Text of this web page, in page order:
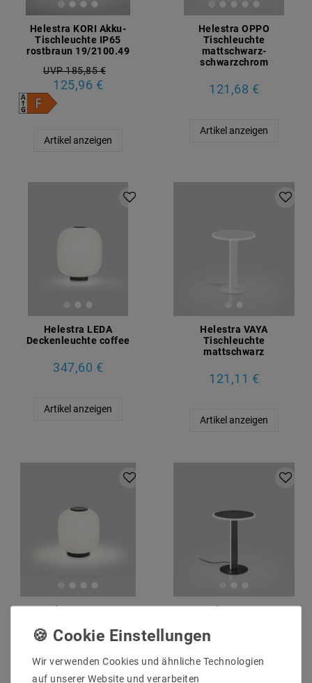
Helestra KORI Akku-
Tischleuchte IP65
rostbraun 19/2100.49
UVP 185,85 €
125,96 €
Artikel anzeigen
Helestra OPPO
Tischleuchte
mattschwarz-
schwarzchrom
121,68 €
Artikel anzeigen
Helestra LEDA
Deckenleuchte coffee
347,60 €
Artikel anzeigen
Helestra VAYA
Tischleuchte
mattschwarz
121,11 €
Artikel anzeigen
Helestra LOOM
chrom
260,50 €
Helestra LUK
mattschwarz-mattgold
121,11 €
Wir verwenden Cookies und ähnliche Technologien
auf unserer Website und verarbeiten